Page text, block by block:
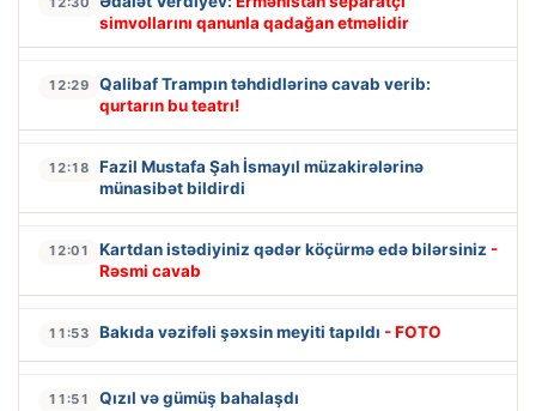
simvollarını qanunla qadağan etməlidir
12:29
Qalibaf Trampın təhdidlərinə cavab verib:
qurtarın bu teatrı!
12:18
Fazil Mustafa Şah İsmayıl müzakirələrinə
münasibət bildirdi
12:01 Kartdan istədiyiniz qədər köçürmə edə bilərsiniz -
Rəsmi cavab
11:53 Bakıda vəzifəli şəxsin meyiti tapıldı - FOTO
11:51 Qızıl və gümüş bahalaşdı